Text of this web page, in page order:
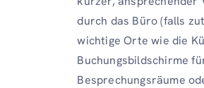
durch das Büro (falls
wichtige Orte wie die
Buchungsbildschirme
Besprechungsräume